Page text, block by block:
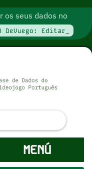
os seus dados no
DeVuego: Editar_
MENÚ